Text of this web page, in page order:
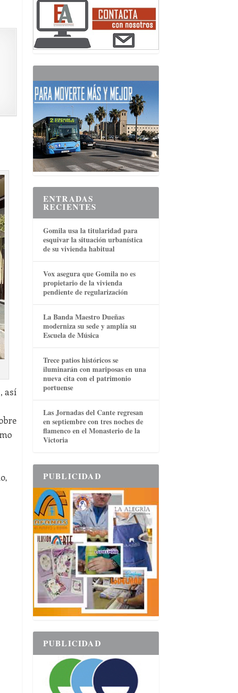
así
ENTRADAS
RECIENTES
Gomila usa la titularidad para
esquivar la situación urbanística
de su vivienda habitual
Vox asegura que Gomila no es
propietario de la vivienda
pendiente de regularización
La Banda Maestro Dueñas
moderniza su sede y amplía su
Escuela de Música
Trece patios históricos se
iluminarán con mariposas en una
nueva cita con el patrimonio
portuense
Las Jornadas del Cante regresan
en septiembre con tres noches de
flamenco en el Monasterio de la
Victoria
PUBLICIDAD
PUBLICIDAD